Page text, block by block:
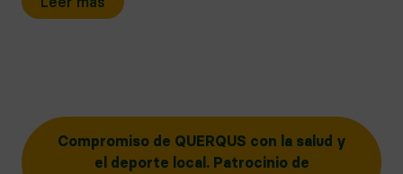
Compromiso de QUERQUS con la salud y
el deporte local. Patrocinio de